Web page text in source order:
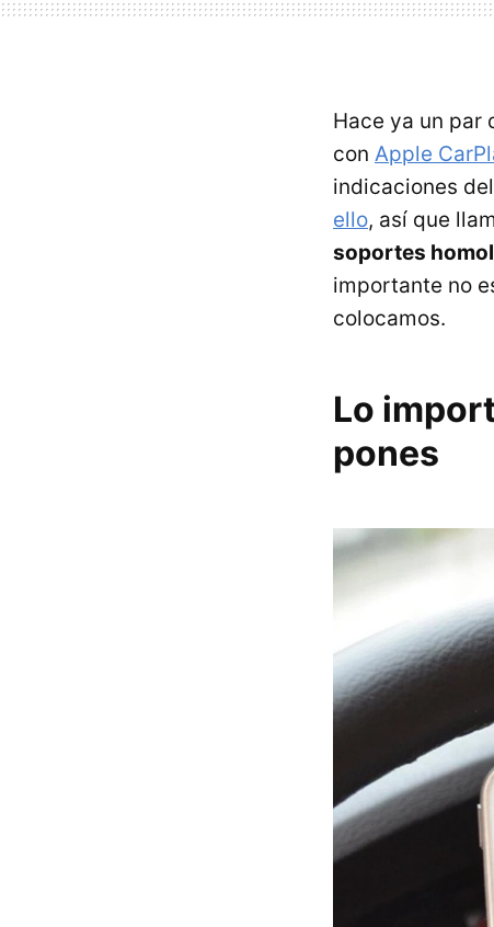
Hace ya un par
con Apple
indicaciones
ello, así que
soportes
importante no
colocamos.
Lo
pones